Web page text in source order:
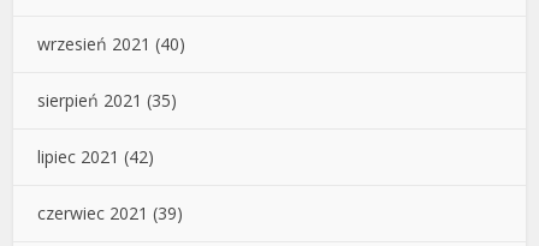
wrzesień 2021 (40)
sierpień 2021 (35)
lipiec 2021 (42)
czerwiec 2021 (39)